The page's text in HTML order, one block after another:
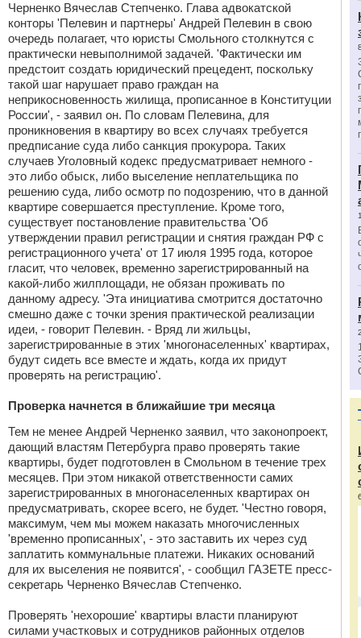
Черненко Вячеслав Степченко. Глава адвокатской
конторы 'Пелевин и партнеры' Андрей Пелевин в свою
очередь полагает, что юристы Смольного столкнутся с
практически невыполнимой задачей. 'Фактически им
предстоит создать юридический прецедент, поскольку
такой шаг нарушает право граждан на
неприкосновенность жилища, прописанное в Конституции
России', - заявил он. По словам Пелевина, для
проникновения в квартиру во всех случаях требуется
предписание суда либо санкция прокурора. Таких
случаев Уголовный кодекс предусматривает немного -
это либо обыск, либо выселение неплательщика по
решению суда, либо осмотр по подозрению, что в данной
квартире совершается преступление. Кроме того,
существует постановление правительства 'Об
утверждении правил регистрации и снятия граждан РФ с
регистрационного учета' от 17 июля 1995 года, которое
гласит, что человек, временно зарегистрированный на
какой-либо жилплощади, не обязан проживать по
данному адресу. 'Эта инициатива смотрится достаточно
смешно даже с точки зрения практической реализации
идеи, - говорит Пелевин. - Вряд ли жильцы,
зарегистрированные в этих 'многонаселенных' квартирах,
будут сидеть все вместе и ждать, когда их придут
проверять на регистрацию'.
Проверка начнется в ближайшие три месяца
Тем не менее Андрей Черненко заявил, что законопроект,
дающий властям Петербурга право проверять такие
квартиры, будет подготовлен в Смольном в течение трех
месяцев. При этом никакой ответственности самих
зарегистрированных в многонаселенных квартирах он
предусматривать, скорее всего, не будет. 'Честно говоря,
максимум, чем мы можем наказать многочисленных
'временно прописанных', - это заставить их через суд
заплатить коммунальные платежи. Никаких оснований
для их выселения не появится', - сообщил ГАЗЕТЕ пресс-
секретарь Черненко Вячеслав Степченко.
Проверять 'нехорошие' квартиры власти планируют
силами участковых и сотрудников районных отделов